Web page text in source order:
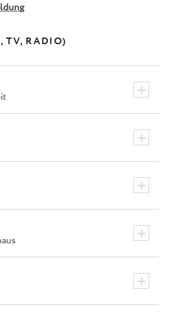
TV, RADIO)
+
+
+
+
+